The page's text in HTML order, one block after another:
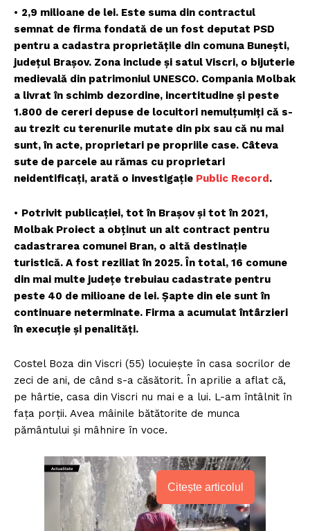
• 2,9 milioane de lei. Este suma din contractul
semnat de firma fondată de un fost deputat PSD
pentru a cadastra proprietățile din comuna Bunești,
județul Brașov. Zona include și satul Viscri, o bijuterie
medievală din patrimoniul UNESCO. Compania Molbak
a livrat în schimb dezordine, incertitudine și peste
1.800 de cereri depuse de locuitori nemulțumiți că s-
au trezit cu terenurile mutate din pix sau că nu mai
sunt, în acte, proprietari pe propriile case. Câteva
sute de parcele au rămas cu proprietari
neidentificați, arată o investigație Public Record.
• Potrivit publicației, tot în Brașov și tot în 2021,
Molbak Proiect a obținut un alt contract pentru
cadastrarea comunei Bran, o altă destinație
turistică. A fost reziliat în 2025. În total, 16 comune
din mai multe județe trebuiau cadastrate pentru
peste 40 de milioane de lei. Șapte din ele sunt în
continuare neterminate. Firma a acumulat întârzieri
în execuție și penalități.
Costel Boza din Viscri (55) locuiește în casa socrilor de
zeci de ani, de când s-a căsătorit. În aprilie a aflat că,
pe hârtie, casa din Viscri nu mai e a lui. L-am întâlnit în
fața porții. Avea mâinile bătătorite de munca
pământului și mâhnire în voce.
Citește articolul